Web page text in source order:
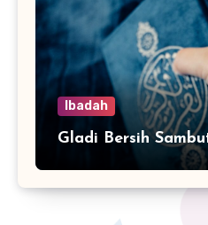
Ibadah
Gladi Bersih